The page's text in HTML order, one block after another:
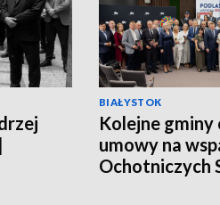
BIAŁYSTOK
Kolejne gminy
umowy na
Ochotniczych